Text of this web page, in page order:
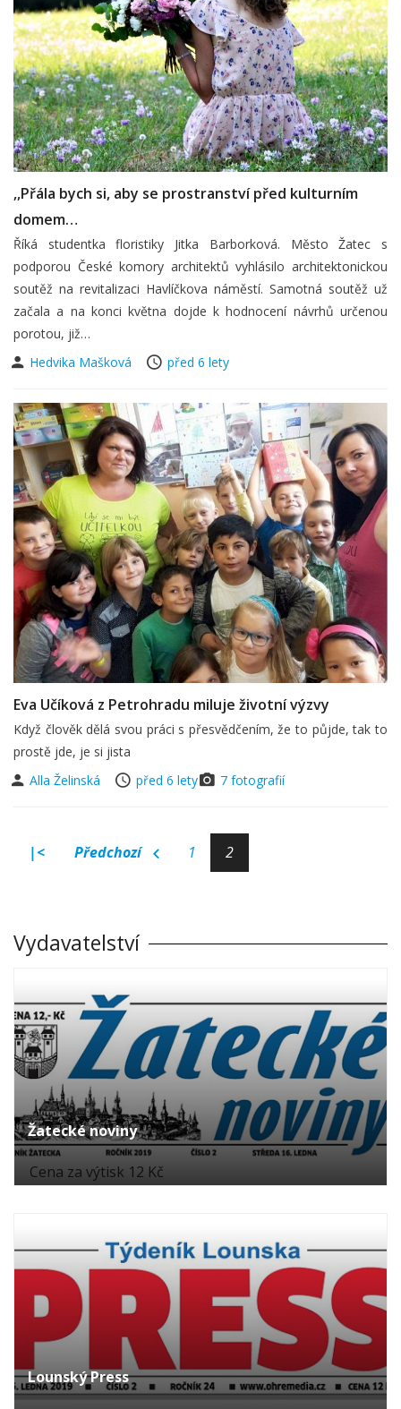
,,Přála bych si, aby se prostranství před kulturním
domem…
Říká studentka floristiky Jitka Barborková. Město Žatec s
podporou České komory architektů vyhlásilo architektonickou
soutěž na revitalizaci Havlíčkova náměstí. Samotná soutěž už
začala a na konci května dojde k hodnocení návrhů určenou
porotou, již…
Hedvika Mašková
před 6 lety
Eva Učíková z Petrohradu miluje životní výzvy
Když člověk dělá svou práci s přesvědčením, že to půjde, tak to
prostě jde, je si jista
Alla Želinská
před 6 lety 7 fotografií
|< Předchozí 1 2
Vydavatelství
Žatecké noviny
Cena za výtisk 12 Kč
Lounský Press